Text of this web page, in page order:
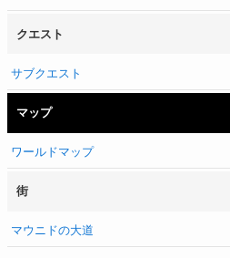
クエスト
サブクエスト
マップ
ワールドマップ
街
マウニドの大道